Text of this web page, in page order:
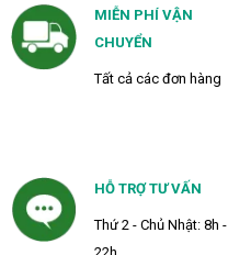
MIỄN PHÍ VẬN
CHUYỂN
Tất cả các đơn hàng
HỖ TRỢ TƯ VẤN
Thứ 2 - Chủ Nhật: 8h -